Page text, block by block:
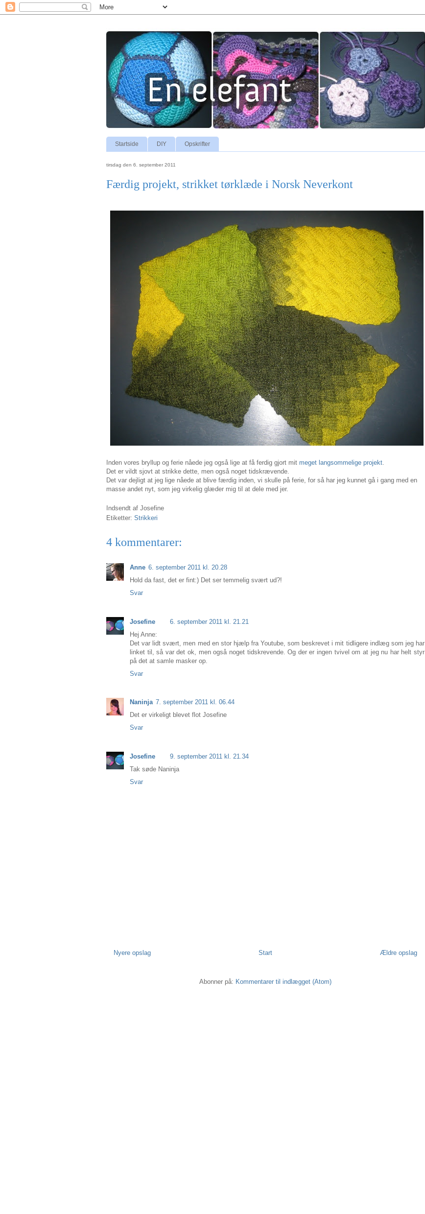
Startside DIY Opskrifter
tirsdag den 6. september 2011
Færdig projekt, strikket tørklæde i Norsk Neverkont
Inden vores bryllup og ferie nåede jeg også lige at få ferdig gjort mit meget langsommelige projekt.
Det er vildt sjovt at strikke dette, men også noget tidskrævende.
Det var dejligt at jeg lige nåede at blive færdig inden, vi skulle på ferie, for så har jeg kunnet gå i gang med en
masse andet nyt, som jeg virkelig glæder mig til at dele med jer.
Indsendt af Josefine
Etiketter: Strikkeri
4 kommentarer:
Anne 6. september 2011 kl. 20.28
Hold da fast, det er fint:) Det ser temmelig svært ud?!
Svar
Josefine
6. september 2011 kl. 21.21
Hej Anne:
Det var lidt svært, men med en stor hjælp fra Youtube, som beskrevet i mit tidligere indlæg som jeg har
linket til, så var det ok, men også noget tidskrevende. Og der er ingen tvivel om at jeg nu har helt styr
på det at samle masker op.
Svar
Naninja 7. september 2011 kl. 06.44
Det er virkeligt blevet flot Josefine
Svar
Josefine
9. september 2011 kl. 21.34
Tak søde Naninja
Svar
Nyere opslag Ældre opslag
Start
Abonner på: Kommentarer til indlægget (Atom)